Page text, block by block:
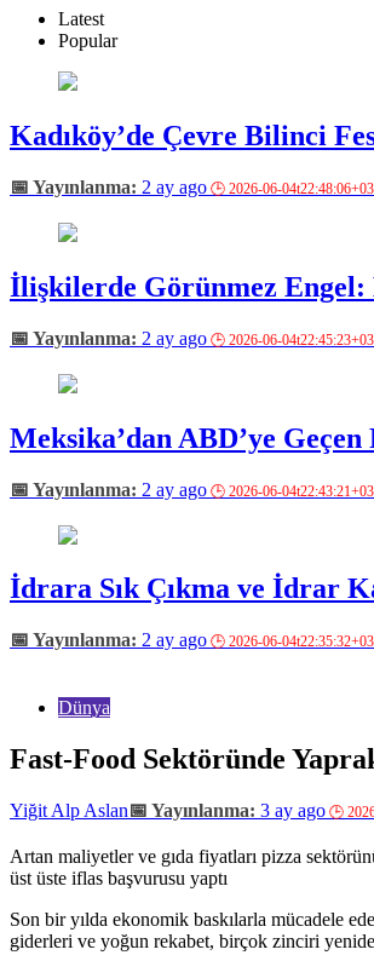
Latest
Popular
Kadıköy’de Çevre Bilinci
2 ay ago
İlişkilerde Görünmez
2 ay ago
Meksika’dan ABD’ye
2 ay ago
İdrara Sık Çıkma ve İdrar
2 ay ago
Dünya
Fast-Food Sektöründe
Yiğit Alp Aslan 3 ay ago
Artan maliyetler ve gıda fiyatları pizza
üst üste iflas başvurusu yaptı
Son bir yılda ekonomik baskılarla mücadele
giderleri ve yoğun rekabet, birçok zinciri